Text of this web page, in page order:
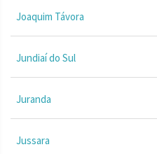
Joaquim Távora
Jundiaí do Sul
Juranda
Jussara